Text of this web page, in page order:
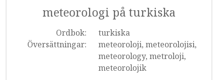
meteorologi på turkiska
Ordbok:
turkiska
Översättningar:
meteoroloji, meteorolojisi,
meteorology, metroloji,
meteorolojik